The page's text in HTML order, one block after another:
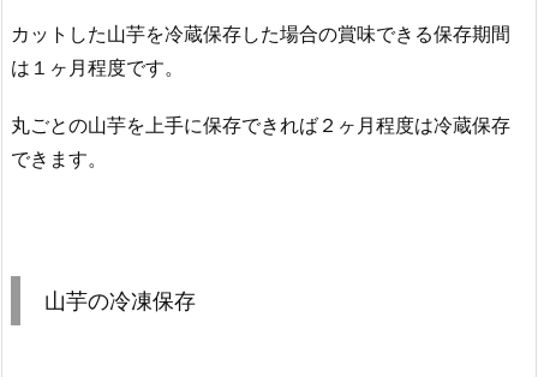
カットした山芋を冷蔵保存した場合の賞味できる保存期間
は１ヶ月程度です。
丸ごとの山芋を上手に保存できれば２ヶ月程度は冷蔵保存
できます。
山芋の冷凍保存